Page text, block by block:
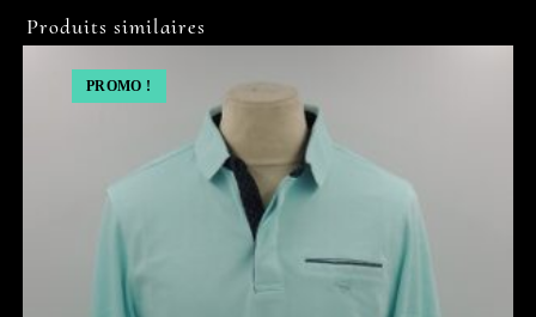
Produits similaires
PROMO !